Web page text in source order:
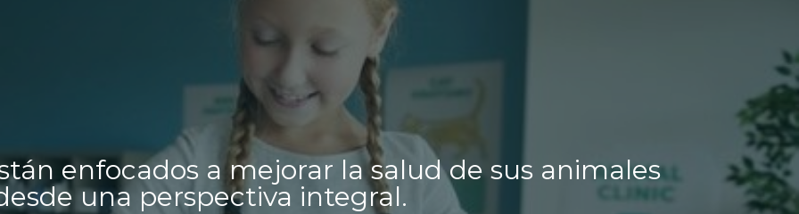
enfocados a mejorar la salud de sus animales
una perspectiva integral.